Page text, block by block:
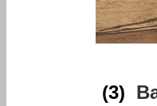
(3)